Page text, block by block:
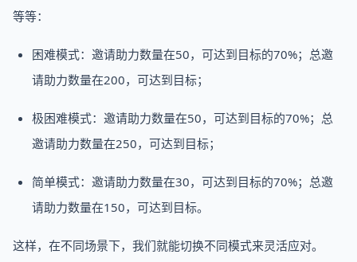
等等：
困难模式：邀请助力数量在50，可达到目标的70%；总邀
请助力数量在200，可达到目标；
极困难模式：邀请助力数量在50，可达到目标的70%；总
邀请助力数量在250，可达到目标；
简单模式：邀请助力数量在30，可达到目标的70%；总邀
请助力数量在150，可达到目标。
这样，在不同场景下，我们就能切换不同模式来灵活应对。